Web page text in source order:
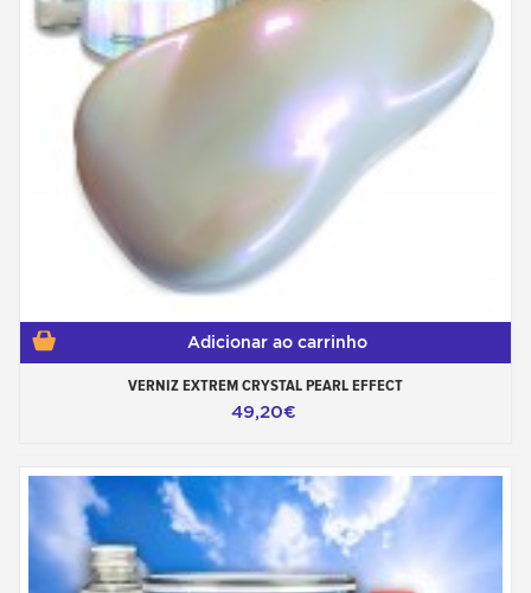
Adicionar ao carrinho
VERNIZ EXTREM CRYSTAL PEARL EFFECT
49,20€